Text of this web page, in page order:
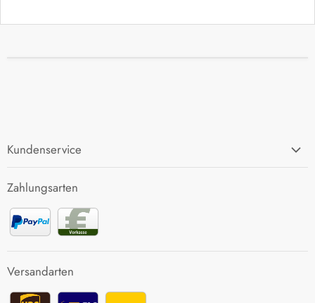
Kundenservice
Zahlung und Versand
Rücksendung
Kontakt
Zahlungsarten
Versandarten